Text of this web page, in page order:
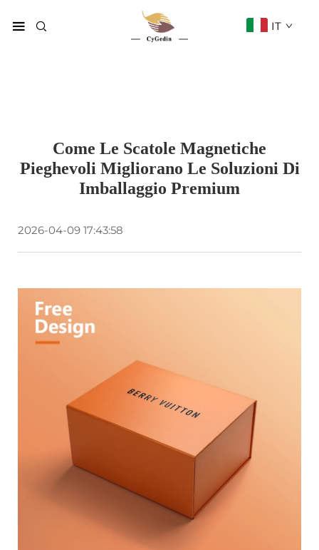
IT
Come Le Scatole Magnetiche
Pieghevoli Migliorano Le Soluzioni Di
Imballaggio Premium
2026-04-09 17:43:58